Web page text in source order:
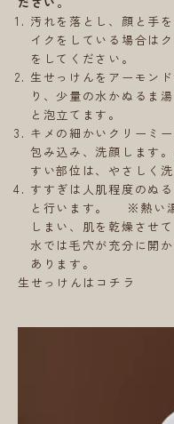
汚れを落とし、顔と手
イクをしている場合は
をしてください。
生せっけんをアーモン
り、少量の水かぬるま
と泡立てます。
キメの細かいクリーミ
包み込み、洗顔します
すい部位は、やさしく洗
すすぎは人肌程度のぬ
と行います。 ※熱い湯
しまい、肌を乾燥させ
水では毛穴が充分に開
あります。
生せっけんはコチラ